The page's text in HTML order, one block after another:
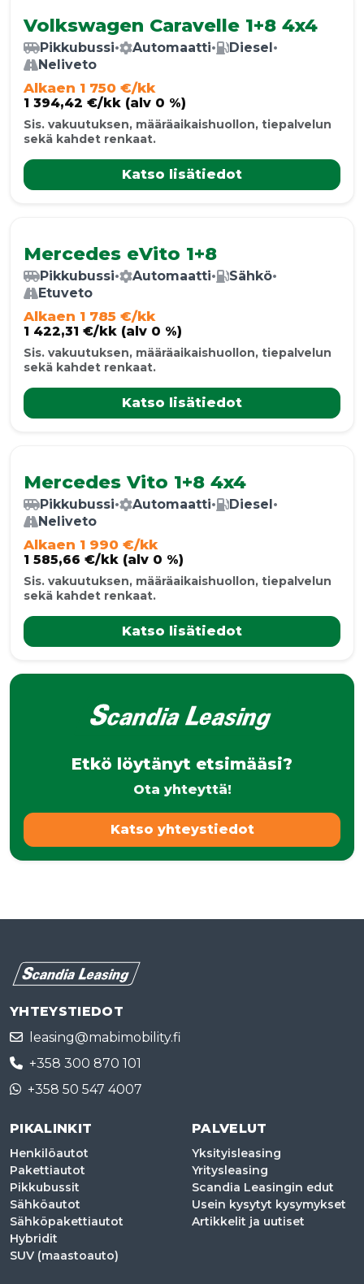
Volkswagen Caravelle 1+8 4x4
Pikkubussi• Automaatti• Diesel •
Neliveto
Alkaen 1 750 €/kk
1 394,42 €/kk (alv 0 %)
Sis. vakuutuksen, määräaikaishuollon, tiepalvelun
sekä kahdet renkaat.
Katso lisätiedot
Mercedes eVito 1+8
Pikkubussi• Automaatti• Sähkö•
Etuveto
Alkaen 1 785 €/kk
1 422,31 €/kk (alv 0 %)
Sis. vakuutuksen, määräaikaishuollon, tiepalvelun
sekä kahdet renkaat.
Katso lisätiedot
Mercedes Vito 1+8 4x4
Pikkubussi• Automaatti• Diesel •
Neliveto
Alkaen 1 990 €/kk
1 585,66 €/kk (alv 0 %)
Sis. vakuutuksen, määräaikaishuollon, tiepalvelun
sekä kahdet renkaat.
Katso lisätiedot
Etkö löytänyt etsimääsi?
Ota yhteyttä!
Katso yhteystiedot
YHTEYSTIEDOT
leasing@mabimobility.fi
+358 300 870 101
+358 50 547 4007
PIKALINKIT
Henkilöautot
Pakettiautot
Pikkubussit
Sähköautot
Sähköpakettiautot
Hybridit
SUV (maastoauto)
PALVELUT
Yksityisleasing
Yritysleasing
Scandia Leasingin edut
Usein kysytyt kysymykset
Artikkelit ja uutiset